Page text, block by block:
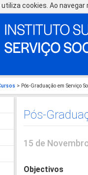
utiliza cookies. Ao
> Pós-Graduação em Serviço
Pós-
15 de
Objectivos